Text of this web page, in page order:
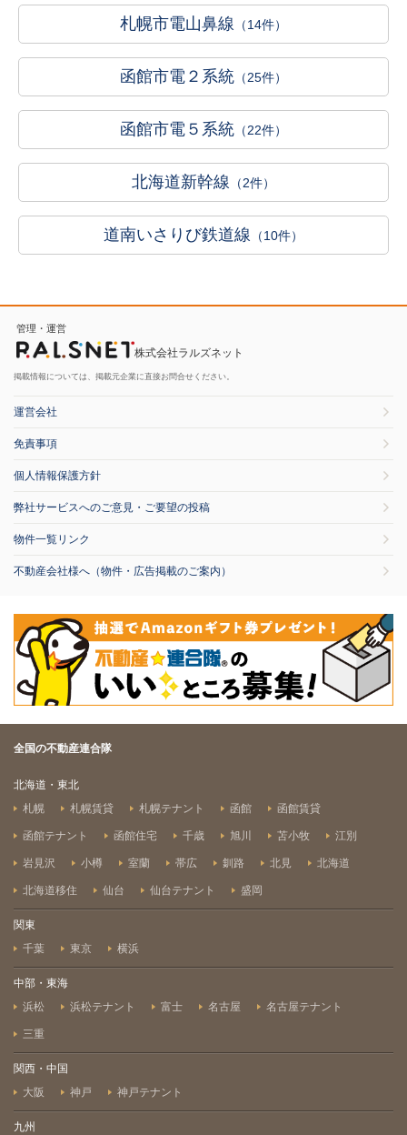
札幌市電山鼻線 （14件）
函館市電２系統 （25件）
函館市電５系統 （22件）
北海道新幹線 （2件）
道南いさりび鉄道線 （10件）
管理・運営
株式会社ラルズネット
掲載情報については、掲載元企業に直接お問合せください。
運営会社
免責事項
個人情報保護方針
弊社サービスへのご意見・ご要望の投稿
物件一覧リンク
不動産会社様へ（物件・広告掲載のご案内）
全国の不動産連合隊
北海道・東北
札幌
札幌賃貸 札幌テナント 函館 函館賃貸
函館テナント 函館住宅 千歳 旭川 苫小牧 江別
岩見沢 小樽 室蘭 帯広 釧路 北見 北海道
北海道移住 仙台 仙台テナント 盛岡
関東
千葉
東京 横浜
中部・東海
浜松
浜松テナント 富士 名古屋 名古屋テナント
三重
関西・中国
大阪
神戸 神戸テナント
九州